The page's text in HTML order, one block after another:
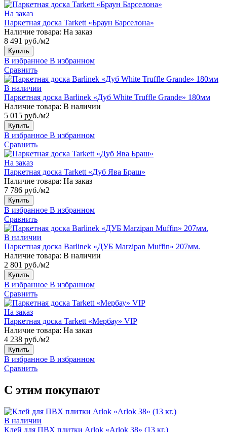
На заказ
Паркетная доска Tarkett «Браун Барселона»
Наличие товара: На заказ
8 491 руб./м2
Купить
В избранное В избранном
Сравнить
В наличии
Паркетная доска Barlinek «Дуб White Truffle Grande» 180мм
Наличие товара: В наличии
5 015 руб./м2
Купить
В избранное В избранном
Сравнить
На заказ
Паркетная доска Tarkett «Дуб Ява Браш»
Наличие товара: На заказ
7 786 руб./м2
Купить
В избранное В избранном
Сравнить
В наличии
Паркетная доска Barlinek «ДУБ Marzipan Muffin» 207мм.
Наличие товара: В наличии
2 801 руб./м2
Купить
В избранное В избранном
Сравнить
На заказ
Паркетная доска Tarkett «Мербау» VIP
Наличие товара: На заказ
4 238 руб./м2
Купить
В избранное В избранном
Сравнить
С этим покупают
В наличии
Клей для ПВХ плитки Arlok «Arlok 38» (13 кг.)